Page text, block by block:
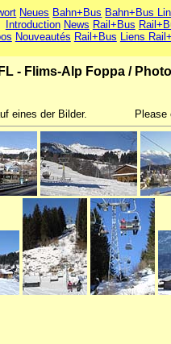
Neues Bahn+Bus Bahn+Bus
Introduction News Rail+Bus
Nouveautés Rail+Bus Liens
- Flims-Alp Foppa /
eines der Bilder.